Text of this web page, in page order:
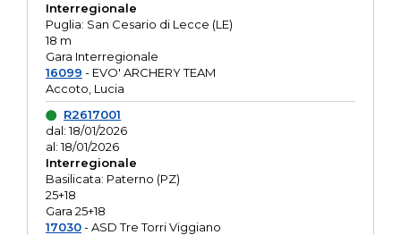
Interregionale
Puglia: San Cesario di Lecce (LE)
18 m
Gara Interregionale
16099 - EVO' ARCHERY TEAM
Accoto, Lucia
R2617001
dal: 18/01/2026
al: 18/01/2026
Interregionale
Basilicata: Paterno (PZ)
25+18
Gara 25+18
17030- ASD Tre Torri Viggiano